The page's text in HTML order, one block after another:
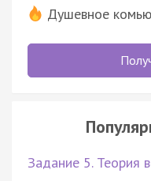
Душевное
Задание 5. Теория